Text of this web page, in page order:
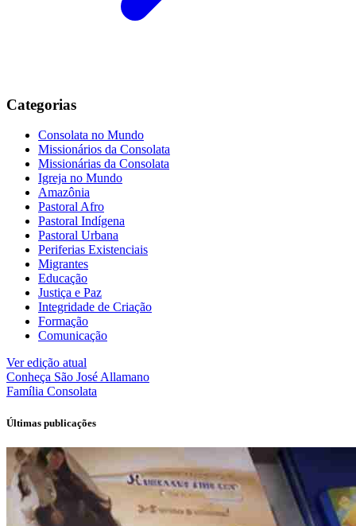
Categorias
Consolata no Mundo
Missionários da Consolata
Missionárias da Consolata
Igreja no Mundo
Amazônia
Pastoral Afro
Pastoral Indígena
Pastoral Urbana
Periferias Existenciais
Migrantes
Educação
Justiça e Paz
Integridade de Criação
Formação
Comunicação
Ver edição atual
Conheça São José Allamano
Família Consolata
Últimas publicações